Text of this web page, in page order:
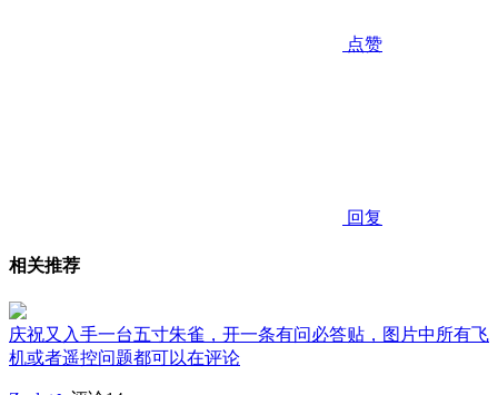
点赞
回复
相关推荐
庆祝又入手一台五寸朱雀，开一条有问必答贴，图片中所有飞
机或者遥控问题都可以在评论